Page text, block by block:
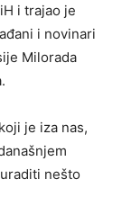
i trajao je
i novinari
Milorada
je iza nas,
nešto